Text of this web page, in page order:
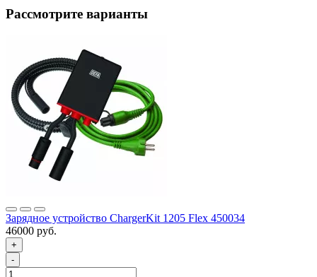
Рассмотрите варианты
Зарядное устройство ChargerKit 1205 Flex 450034
46000 руб.
+
-